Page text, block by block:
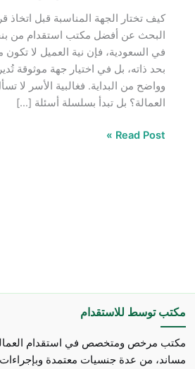
كيف تختار الجهة المناسبة قبل اتخاذ
البحث عن أفضل مكتب استقدام من
في السعودية، فإن نية العميل لا
بحد ذاته، بل في اختيار جهة موثوقة
وواضح من البداية. فغالبية الأسر لا
العمالة؟ بل تبدأ بسلسلة أسئلة […]
Read Post »
مكتب توسط للاستقدام
مكتب مرخص ومتخصص في استقدام
مساند، من عدة جنسيات معتمدة